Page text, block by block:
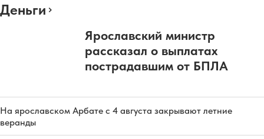
Деньги
Ярославский министр
рассказал о выплатах
пострадавшим от БПЛА
На ярославском Арбате с 4 августа закрывают летние
веранды